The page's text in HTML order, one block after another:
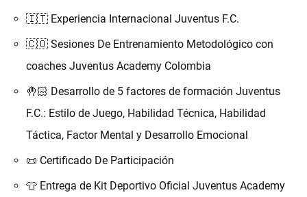
🇮🇹 Experiencia Internacional Juventus F.C.
🇨🇴 Sesiones De Entrenamiento Metodológico con
coaches Juventus Academy Colombia
🤚🏻 Desarrollo de 5 factores de formación Juventus
F.C.: Estilo de Juego, Habilidad Técnica, Habilidad
Táctica, Factor Mental y Desarrollo Emocional
📜 Certificado De Participación
👕 Entrega de Kit Deportivo Oficial Juventus Academy